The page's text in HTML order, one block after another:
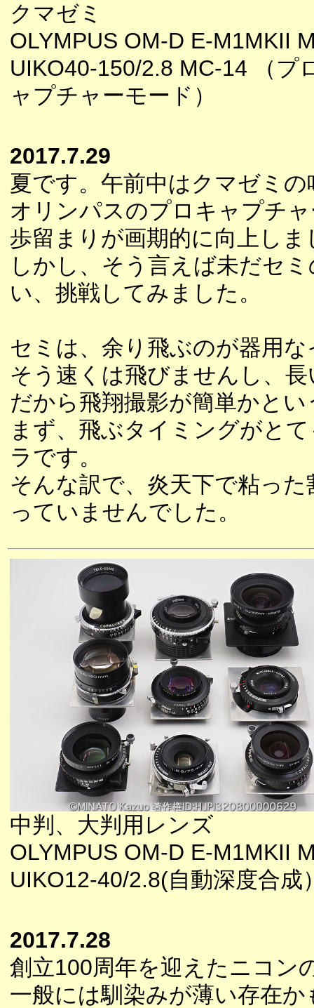
クマゼミ
OLYMPUS OM-D E-M1MKII
UIKO40-150/2.8 MC-14 （プ
ャプチャーモード）
2017.7.29
夏です。午前中はクマゼミ
オリンパスのプロキャプチ
歩留まりが画期的に向上しま
しかし、そう言えば未だセ
い、挑戦してみました。
セミは、余り飛ぶのが器用
そう速くは飛びませんし、
だから飛翔撮影が簡単かと
まず、飛ぶタイミングがと
ラです。
そんな訳で、炎天下で粘っ
っていませんでした。
中判、大判用レンズ
OLYMPUS OM-D E-M1MKII
UIKO12-40/2.8(自動深度合成
2017.7.28
創立100周年を迎えたニコン
一般には馴染みが薄い存在